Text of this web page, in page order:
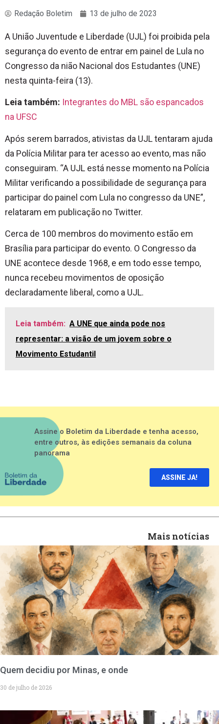
Redação Boletim 13 de julho de 2023
A União Juventude e Liberdade (UJL) foi proibida pela
segurança do evento de entrar em painel de Lula no
Congresso da nião Nacional dos Estudantes (UNE)
nesta quinta-feira (13).
Leia também: Integrantes do MBL são espancados
na UFSC
Após serem barrados, ativistas da UJL tentaram ajuda
da Polícia Militar para ter acesso ao evento, mas não
conseguiram. “A UJL está nesse momento na Polícia
Militar verificando a possibilidade de segurança para
participar do painel com Lula no congresso da UNE”,
relataram em publicação no Twitter.
Cerca de 100 membros do movimento estão em
Brasília para participar do evento. O Congresso da
UNE acontece desde 1968, e em todo esse tempo,
nunca recebeu movimentos de oposição
declaradamente liberal, como a UJL.
Leia também: A UNE que ainda pode nos
representar: a visão de um jovem sobre o
Movimento Estudantil
Assine o Boletim da Liberdade e tenha acesso,
entre outros, às edições semanais da coluna
panorama
ASSINE JA!
Mais notícias
Quem decidiu por Minas, e onde
30 de julho de 2026